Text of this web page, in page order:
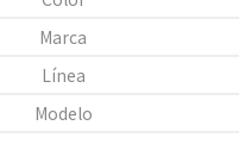
Marca
Línea
Modelo